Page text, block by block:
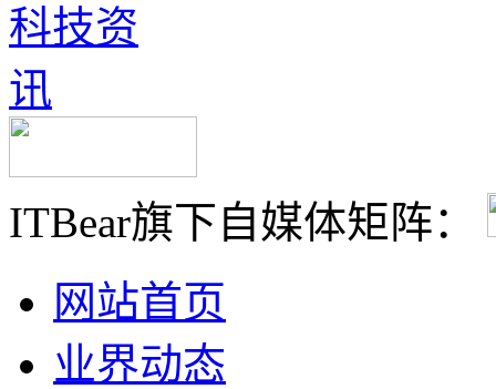
ITBear旗下自媒体矩阵：
网站首页
业界动态